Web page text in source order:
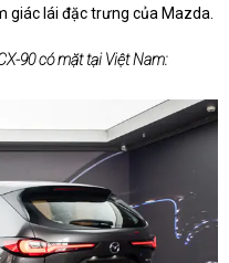
giác lái đặc trưng của Mazda.
90 có mặt tại Việt Nam: